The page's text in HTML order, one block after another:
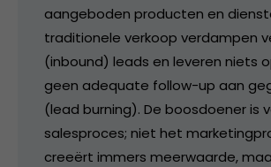
aangeboden producten en
traditionele verkoop verdampen
(inbound) leads en leveren niets
geen adequate follow-up aan
(lead burning). De boosdoener is
salesproces; niet het
creeërt immers meerwaarde,